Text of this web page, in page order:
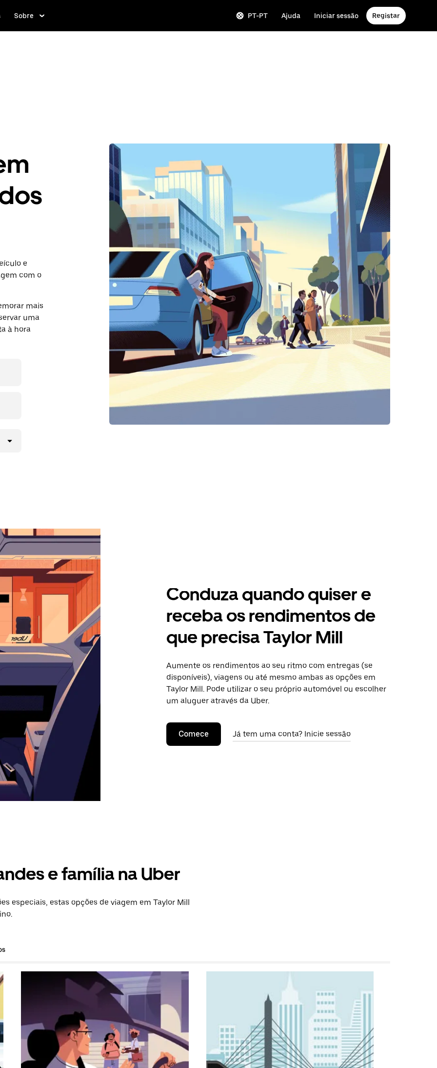
Sobre PT-PT Ajuda Iniciar sessão Registar
e
com o
mais
uma
à hora
Conduza quando quiser e
receba os rendimentos de
que precisa Taylor Mill
Aumente os rendimentos ao seu ritmo com entregas (se
disponíveis), viagens ou até mesmo ambas as opções em
Taylor Mill. Pode utilizar o seu próprio automóvel ou escolher
um aluguer através da Uber.
Comece Já tem uma conta? Inicie sessão
e família na Uber
especiais, estas opções de viagem em Taylor Mill